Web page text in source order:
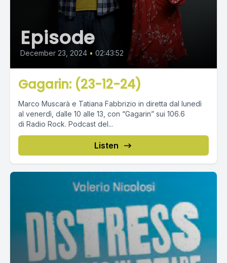
Episode
December 23, 2024 • 02:43:52
Gagarin: (23-12-24)
Marco Muscarà e Tatiana Fabbrizio in diretta dal lunedì
al venerdì, dalle 10 alle 13, con “Gagarin” sui 106.6
di Radio Rock. Podcast del...
Listen